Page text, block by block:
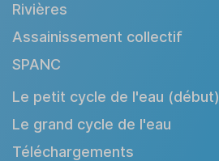
Rivières
Assainissement collectif
SPANC
Le petit cycle de l'eau (début)
Le grand cycle de l'eau
Téléchargements